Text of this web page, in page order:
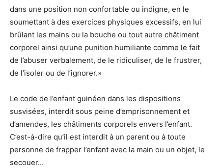
dans une position non confortable ou indigne, en le
soumettant à des exercices physiques excessifs, en lui
brûlant les mains ou la bouche ou tout autre châtiment
corporel ainsi qu’une punition humiliante comme le fait
de l’abuser verbalement, de le ridiculiser, de le frustrer,
de l’isoler ou de l’ignorer.»
Le code de l’enfant guinéen dans les dispositions
susvisées, interdit sous peine d’emprisonnement et
d’amendes, les châtiments corporels envers l’enfant.
C’est-à-dire qu’il est interdit à un parent ou à toute
personne de frapper l’enfant avec la main ou un objet, le
secouer…